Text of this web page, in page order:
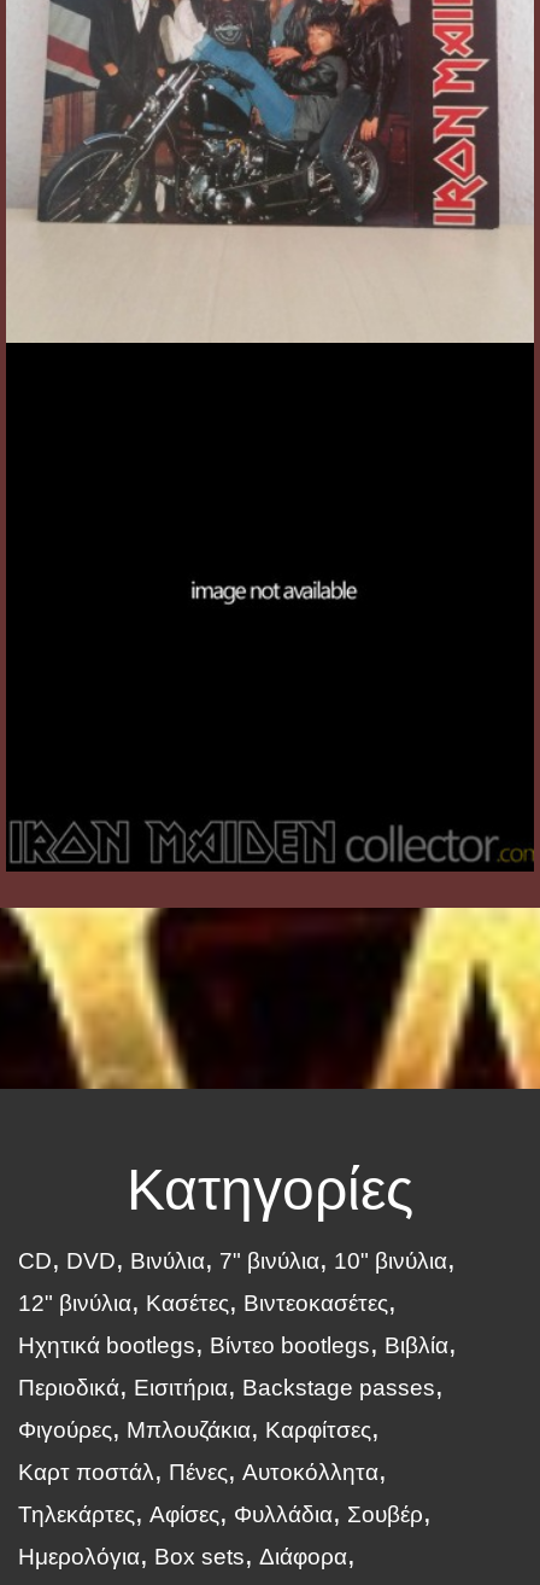
Κατηγορίες
CD DVD Βινύλια 7" βινύλια
10" βινύλια
12" βινύλια
Κασέτες
Βιντεοκασέτες
Ηχητικά bootlegs
Βίντεο bootlegs
Βιβλία
Περιοδικά
Εισιτήρια
Backstage passes
Φιγούρες
Μπλουζάκια
Καρφίτσες
Καρτ ποστάλ
Πένες
Αυτοκόλλητα
Τηλεκάρτες
Αφίσες Φυλλάδια
Σουβέρ
Ημερολόγια
Box sets
Διάφορα